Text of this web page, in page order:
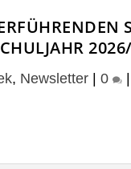
, Newsletter |0